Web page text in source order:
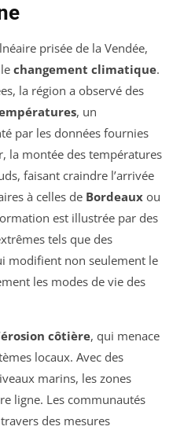
prisée de la Vendée,
changement climatique.
la région a observé des
, un
par les données fournies
la montée des températures
faisant craindre l’arrivée
à celles de Bordeaux ou
est illustrée par des
tels que des
modifient non seulement le
les modes de vie des
érosion côtière, qui menace
locaux. Avec des
marins, les zones
ligne. Les communautés
des mesures